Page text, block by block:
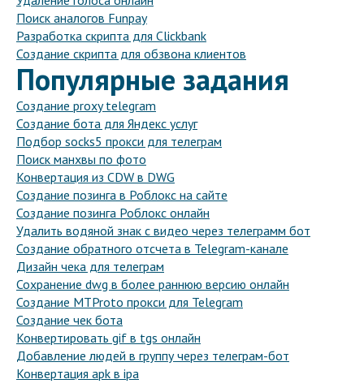
Поиск аналогов Funpay
Разработка скрипта для Clickbank
Создание скрипта для обзвона клиентов
Популярные задания
Создание proxy telegram
Создание бота для Яндекс услуг
Подбор socks5 прокси для телеграм
Поиск манхвы по фото
Конвертация из CDW в DWG
Создание позинга в Роблокс на сайте
Создание позинга Роблокс онлайн
Удалить водяной знак с видео через телеграмм бот
Создание обратного отсчета в Telegram-канале
Дизайн чека для телеграм
Сохранение dwg в более раннюю версию онлайн
Создание MTProto прокси для Telegram
Создание чек бота
Конвертировать gif в tgs онлайн
Добавление людей в группу через телеграм-бот
Конвертация apk в ipa